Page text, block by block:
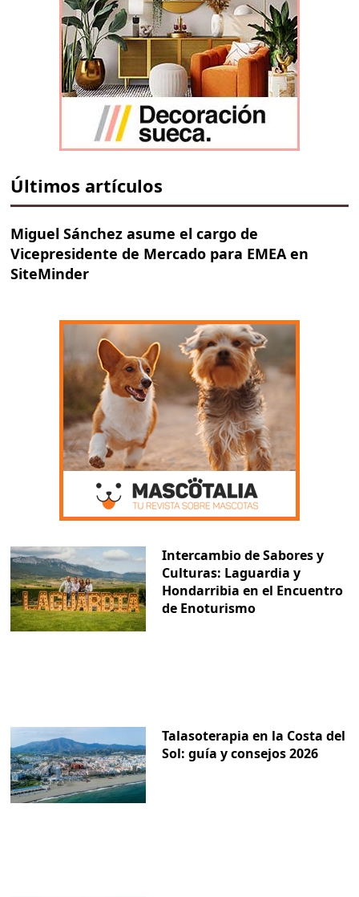
Últimos artículos
Miguel Sánchez asume el cargo de
Vicepresidente de Mercado para EMEA en
SiteMinder
Intercambio de Sabores y
Culturas: Laguardia y
Hondarribia en el Encuentro
de Enoturismo
Talasoterapia en la Costa del
Sol: guía y consejos 2026